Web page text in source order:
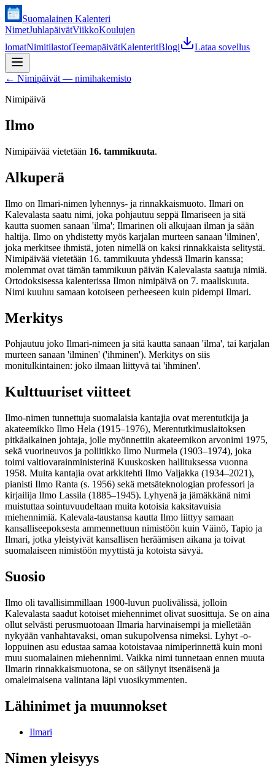
Suomalainen Kalenteri
NimetJuhlapäivätViikkoKoulujen
lomatNimitilastotTeemapäivätKalenteritBlogi Lataa sovellus
← Nimipäivät — nimihakemisto
Nimipäivä
Ilmo
Nimipäivää vietetään 16. tammikuuta.
Alkuperä
Ilmo on Ilmari-nimen lyhennys- ja rinnakkaismuoto. Ilmari on
Kalevalasta saatu nimi, joka pohjautuu seppä Ilmariseen ja sitä
kautta suomen sanaan 'ilma'; Ilmarinen oli alkujaan ilman ja sään
haltija. Ilmo on yhdistetty myös karjalan murteen sanaan 'ilminen',
joka merkitsee ihmistä, joten nimellä on kaksi rinnakkaista selitystä.
Nimipäivää vietetään 16. tammikuuta yhdessä Ilmarin kanssa;
molemmat ovat tämän tammikuun päivän Kalevalasta saatuja nimiä.
Ortodoksisessa kalenterissa Ilmon nimipäivä on 7. maaliskuuta.
Nimi kuuluu samaan kotoiseen perheeseen kuin pidempi Ilmari.
Merkitys
Pohjautuu joko Ilmari-nimeen ja sitä kautta sanaan 'ilma', tai karjalan
murteen sanaan 'ilminen' ('ihminen'). Merkitys on siis
monitulkintainen: joko ilmaan liittyvä tai 'ihminen'.
Kulttuuriset viitteet
Ilmo-nimen tunnettuja suomalaisia kantajia ovat merentutkija ja
akateemikko Ilmo Hela (1915–1976), Merentutkimuslaitoksen
pitkäaikainen johtaja, jolle myönnettiin akateemikon arvonimi 1975,
sekä vuorineuvos ja poliitikko Ilmo Nurmela (1903–1974), joka
toimi valtiovarainministerinä Kuuskosken hallituksessa vuonna
1958. Muita kantajia ovat arkkitehti Ilmo Valjakka (1934–2021),
pianisti Ilmo Ranta (s. 1956) sekä metsäteknologian professori ja
kirjailija Ilmo Lassila (1885–1945). Lyhyenä ja jämäkkänä nimi
muistuttaa sointuvuudeltaan muita kotoisia kaksitavuisia
miehennimiä. Kalevala-taustansa kautta Ilmo liittyy samaan
kansalliseepoksesta ammennettuun nimistöön kuin Väinö, Tapio ja
Ilmari, jotka yleistyivät kansallisen heräämisen aikana ja toivat
suomalaiseen nimistöön myyttistä ja kotoista sävyä.
Suosio
Ilmo oli tavallisimmillaan 1900-luvun puolivälissä, jolloin
Kalevalasta saadut kotoiset miehennimet olivat suosittuja. Se on aina
ollut selvästi perusmuotoaan Ilmaria harvinaisempi ja mielletään
nykyään vanhahtavaksi, oman sukupolvensa nimeksi. Lyhyt -o-
loppuinen asu edustaa samaa kotoistavaa nimiperinnettä kuin moni
muu suomalainen miehennimi. Vaikka nimi tunnetaan ennen muuta
Ilmarin rinnakkaismuotona, se on säilynyt itsenäisenä ja
omaleimaisena valintana läpi vuosikymmenten.
Lähinimet ja muunnokset
Ilmari
Nimen yleisyys